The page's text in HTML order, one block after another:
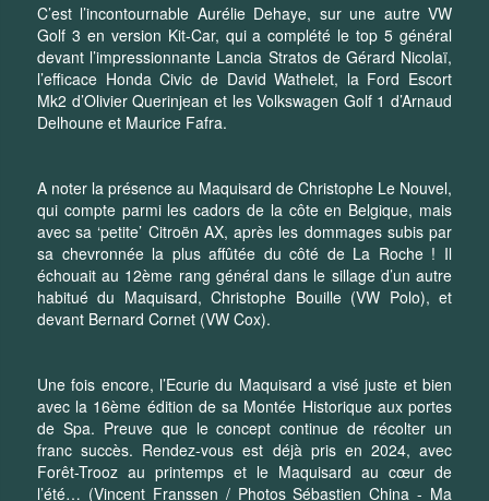
C’est l’incontournable Aurélie Dehaye, sur une autre VW
Golf 3 en version Kit-Car, qui a complété le top 5 général
devant l’impressionnante Lancia Stratos de Gérard Nicolaï,
l’efficace Honda Civic de David Wathelet, la Ford Escort
Mk2 d’Olivier Querinjean et les Volkswagen Golf 1 d’Arnaud
Delhoune et Maurice Fafra.
A noter la présence au Maquisard de Christophe Le Nouvel,
qui compte parmi les cadors de la côte en Belgique, mais
avec sa ‘petite’ Citroën AX, après les dommages subis par
sa chevronnée la plus affûtée du côté de La Roche ! Il
échouait au 12ème rang général dans le sillage d’un autre
habitué du Maquisard, Christophe Bouille (VW Polo), et
devant Bernard Cornet (VW Cox).
Une fois encore, l’Ecurie du Maquisard a visé juste et bien
avec la 16ème édition de sa Montée Historique aux portes
de Spa. Preuve que le concept continue de récolter un
franc succès. Rendez-vous est déjà pris en 2024, avec
Forêt-Trooz au printemps et le Maquisard au cœur de
l’été… (Vincent Franssen / Photos Sébastien China - Ma